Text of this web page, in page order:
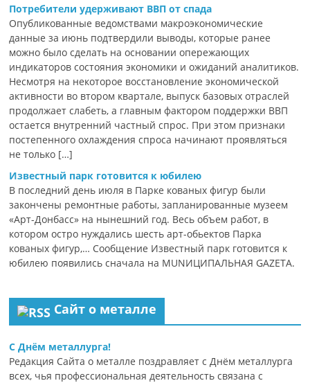
Потребители удерживают ВВП от спада
Опубликованные ведомствами макроэкономические
данные за июнь подтвердили выводы, которые ранее
можно было сделать на основании опережающих
индикаторов состояния экономики и ожиданий аналитиков.
Несмотря на некоторое восстановление экономической
активности во втором квартале, выпуск базовых отраслей
продолжает слабеть, а главным фактором поддержки ВВП
остается внутренний частный спрос. При этом признаки
постепенного охлаждения спроса начинают проявляться
не только […]
Известный парк готовится к юбилею
В последний день июля в Парке кованых фигур были
закончены ремонтные работы, запланированные музеем
«Арт-Донбасс» на нынешний год. Весь объем работ, в
котором остро нуждались шесть арт-обьектов Парка
кованых фигур,… Сообщение Известный парк готовится к
юбилею появились сначала на MUNИЦИПАЛЬНАЯ GAZЕТА.
Сайт о металле
С Днём металлурга!
Редакция Сайта о металле поздравляет с Днём металлурга
всех, чья профессиональная деятельность связана с